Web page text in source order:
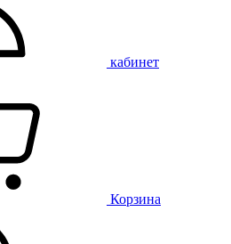
кабинет
Корзина